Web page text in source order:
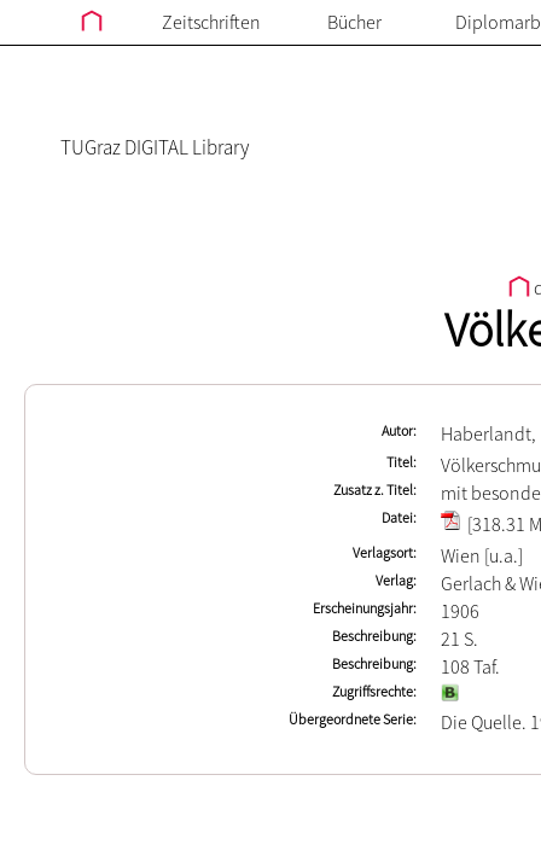
Zeitschriften Bücher
TUGraz DIGITAL Library
Autor Haberlandt,
Titel
Zusatz z. Titel mit
Datei [318.31
Verlagsort Wien [u.a.]
Verlag Gerlach &
Erscheinungsjahr 1906
Beschreibung 21 S.
Beschreibung 108 Taf.
Zugriffsrechte
Übergeordnete Serie
Die Quelle.